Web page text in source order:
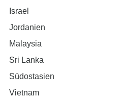
Israel
Jordanien
Malaysia
Sri Lanka
Südostasien
Vietnam